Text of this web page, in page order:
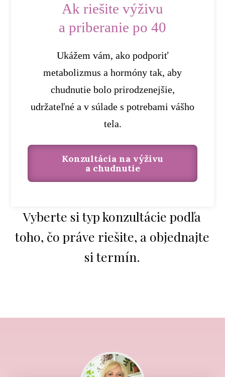
Ak riešite výživu
a priberanie po 40
Ukážem vám, ako podporiť
metabolizmus a hormóny tak, aby
chudnutie bolo prirodzenejšie,
udržateľné a v súlade s potrebami vášho
tela.
Konzultácia na výživu
a chudnutie
Vyberte si typ konzultácie podľa
toho, čo práve riešite, a objednajte
si termín.